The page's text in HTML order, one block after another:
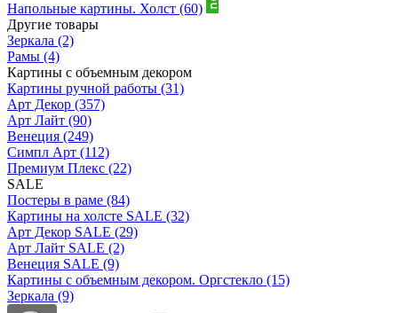
Напольные картины. Холст (60)
Другие товары
Зеркала (2)
Рамы (4)
Картины с объемным декором
Картины ручной работы (31)
Арт Декор (357)
Арт Лайт (90)
Венеция (249)
Симпл Арт (112)
Премиум Плекс (22)
SALE
Постеры в раме (84)
Картины на холсте SALE (32)
Арт Декор SALE (29)
Арт Лайт SALE (2)
Венеция SALE (9)
Картины с объемным декором. Оргстекло (15)
Зеркала (9)